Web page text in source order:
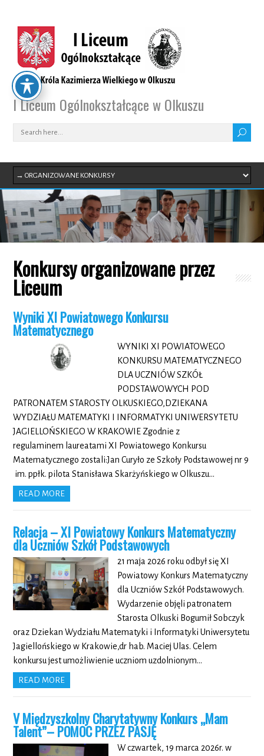
I Liceum Ogólnokształcące w Olkuszu
Konkursy organizowane przez
Liceum
Wyniki XI Powiatowego Konkursu
Matematycznego
WYNIKI XI POWIATOWEGO
KONKURSU MATEMATYCZNEGO
DLA UCZNIÓW SZKÓŁ
PODSTAWOWYCH POD
PATRONATEM STAROSTY OLKUSKIEGO,DZIEKANA
WYDZIAŁU MATEMATYKI I INFORMATYKI UNIWERSYTETU
JAGIELLOŃSKIEGO W KRAKOWIE Zgodnie z
regulaminem laureatami XI Powiatowego Konkursu
Matematycznego zostali:Jan Curyło ze Szkoły Podstawowej nr 9
im. ppłk. pilota Stanisława Skarżyńskiego w Olkuszu…
READ MORE
Relacja –XI Powiatowy Konkurs Matematyczny
dla Uczniów Szkół Podstawowych
21 maja 2026 roku odbył się XI
Powiatowy Konkurs Matematyczny
dla Uczniów Szkół Podstawowych.
Wydarzenie objęli patronatem
Starosta Olkuski Bogumił Sobczyk
oraz Dziekan Wydziału Matematyki i Informatyki Uniwersytetu
Jagiellońskiego w Krakowie,dr hab. Maciej Ulas. Celem
konkursu jest umożliwienie uczniom uzdolnionym…
READ MORE
V Międzyszkolny Charytatywny Konkurs „Mam
Talent”– POMOC PRZEZ PASJĘ
W czwartek, 19 marca 2026r. w